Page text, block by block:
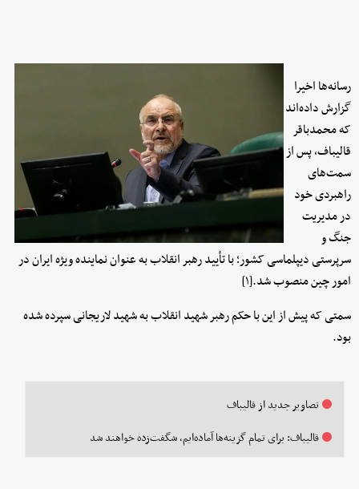
رسانه‌ها اخیرا
گزارش داده‌اند
که محمدباقر
قالیباف، پس از
سمت‌های
راهبردی خود
در مدیریت
جنگ و
سرپرستی دیپلماسی کشور؛ با تأیید رهبر انقلاب به عنوان نماینده ویژه ایران در
امور چین منصوب شد.[۱]
سمتی که پیش از این با حکم رهبر شهید انقلاب به شهید لاریجانی سپرده شده
بود.
تصاویر جدید از قالیباف
قالیباف: برای تمام گزینه‌ها آماده‌ایم، شگفت‌زده خواهند شد